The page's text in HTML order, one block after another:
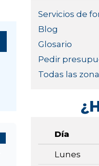
Servicios de
Blog
Glosario
Pedir
Todas las
Día
Lunes